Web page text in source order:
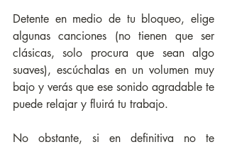
Detente en medio de tu bloqueo, elige
algunas canciones (no tienen que ser
clásicas, solo procura que sean algo
suaves), escúchalas en un volumen muy
bajo y verás que ese sonido agradable te
puede relajar y fluirá tu trabajo.
No obstante, si en definitiva no te